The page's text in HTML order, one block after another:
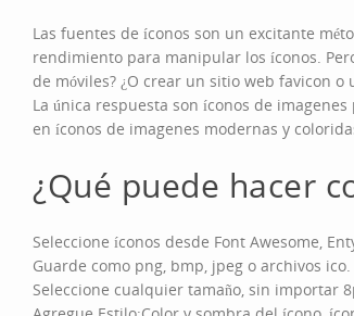
Las fuentes de íconos son un excitante
rendimiento para manipular los íconos.
de móviles? ¿O crear un sitio web favicon
La única respuesta son íconos de
en íconos de imagenes modernas y
¿Qué puede hacer
Seleccione íconos desde Font Awesome,
Guarde como png, bmp, jpeg o archivos ico.
Seleccione cualquier tamaño, sin importar